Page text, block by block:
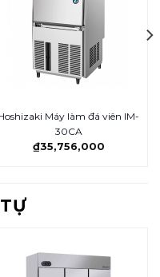
Máy làm đá viên IM-
30CA
₫35,756,000